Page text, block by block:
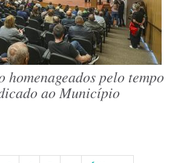
homenageados pelo tempo
ao Município